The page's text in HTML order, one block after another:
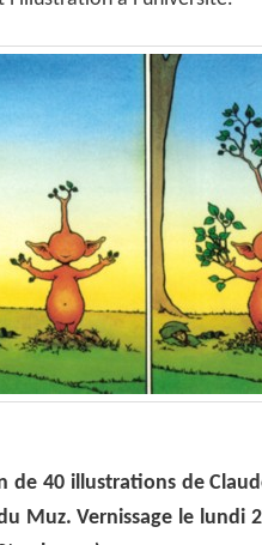
de 40 illustrations de
Muz. Vernissage le lundi